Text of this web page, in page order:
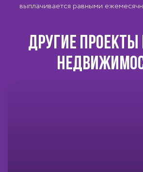
выплачивается равными
ДРУГИЕ ПРОЕКТЫ